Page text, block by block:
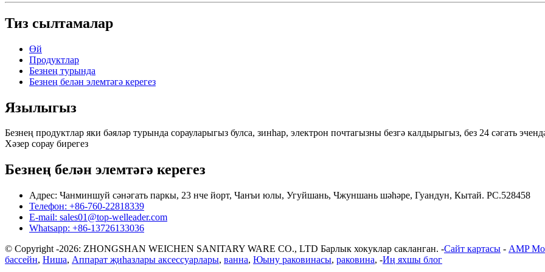
Тиз сылтамалар
Өй
Продуктлар
Безнең турында
Безнең белән элемтәгә керегез
Язылыгыз
Безнең продуктлар яки бәяләр турында сорауларыгыз булса, зинһар, электрон почтагызны безгә калдырыгыз, без 24 сәгать
Хәзер сорау бирегез
Безнең белән элемтәгә керегез
Адрес: Чанминшуй сәнәгать паркы, 23 нче йорт, Чанъи юлы, Угуйшань, Чжуншань шәһәре, Гуандун, Кытай. PC.528458
Телефон: +86-760-22818339
E-mail: sales01@top-welleader.com
Whatsapp: +86-13726133036
© Copyright -2026: ZHONGSHAN WEICHEN SANITARY WARE CO., LTD Барлык хокуклар сакланган. -Сайт картасы - AMP
бассейн, Ниша, Аппарат җиһазлары аксессуарлары, ванна, Юыну раковинасы, раковина, -Иң яхшы блог